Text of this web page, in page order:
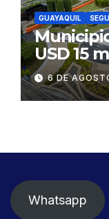
GUAYAQUIL
USD 15
6 DE
Whatsapp